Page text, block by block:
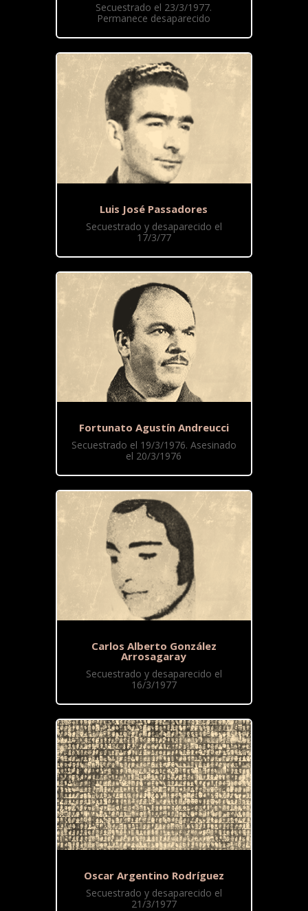
Secuestrado el 23/3/1977.
Permanece desaparecido
Luis José Passadores
Secuestrado y desaparecido el
17/3/77
Fortunato Agustín Andreucci
Secuestrado el 19/3/1976. Asesinado
el 20/3/1976
Carlos Alberto González
Arrosagaray
Secuestrado y desaparecido el
16/3/1977
Oscar Argentino Rodríguez
Secuestrado y desaparecido el
21/3/1977